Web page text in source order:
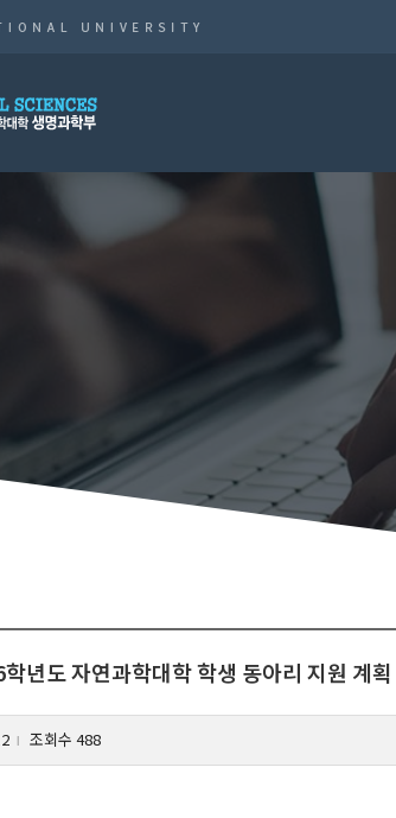
년도 자연과학대학 학생 동아리 지원 계획
l 조회수 488